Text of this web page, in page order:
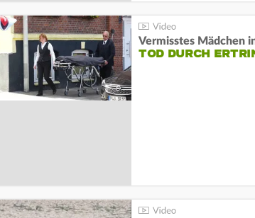
Vermisstes Mädchen
TOD DURCH